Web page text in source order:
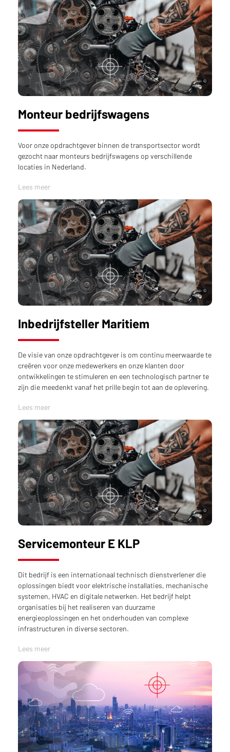
Monteur bedrijfswagens
Voor onze opdrachtgever binnen de transportsector wordt
gezocht naar monteurs bedrijfswagens op verschillende
locaties in Nederland.
Lees meer
Inbedrijfsteller Maritiem
De visie van onze opdrachtgever is om continu meerwaarde te
creëren voor onze medewerkers en onze klanten door
ontwikkelingen te stimuleren en een technologisch partner te
zijn die meedenkt vanaf het prille begin tot aan de oplevering.
Lees meer
Servicemonteur E KLP
Dit bedrijf is een internationaal technisch dienstverlener die
oplossingen biedt voor elektrische installaties, mechanische
systemen, HVAC en digitale netwerken. Het bedrijf helpt
organisaties bij het realiseren van duurzame
energieoplossingen en het onderhouden van complexe
infrastructuren in diverse sectoren.
Lees meer